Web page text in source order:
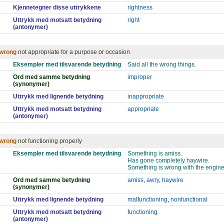
Kjennetegner disse uttrykkene
rightness
Uttrykk med motsatt betydning
(antonymer)
right
not appropriate for a purpose or occasion
Eksempler med tilsvarende betydning
Said all the wrong things.
Ord med samme betydning
(synonymer)
improper
Uttrykk med lignende betydning
inappropriate
Uttrykk med motsatt betydning
(antonymer)
appropriate
not functioning properly
Eksempler med tilsvarende betydning
Something is amiss.
Has gone completely haywire.
Something is wrong with the
Ord med samme betydning
(synonymer)
amiss, awry, haywire
Uttrykk med lignende betydning malfunctioning, nonfunctional
Uttrykk med motsatt betydning
(antonymer)
functioning